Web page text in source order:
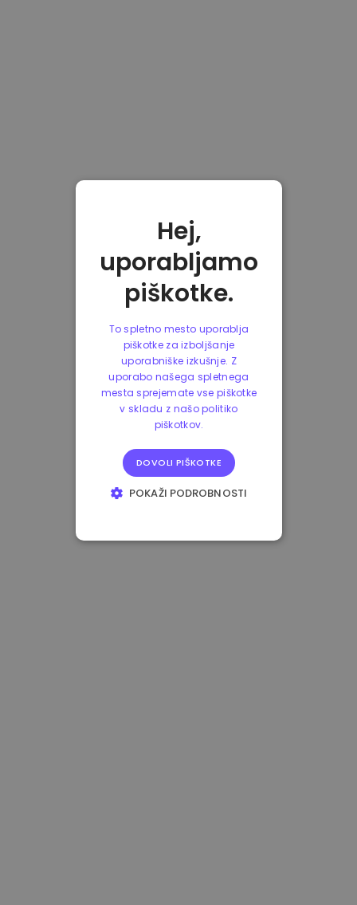
Hej,
uporabljamo
piškotke.
To spletno mesto uporablja
piškotke za izboljšanje
uporabniške izkušnje. Z
uporabo našega spletnega
mesta sprejemate vse piškotke
v skladu z našo politiko
piškotkov.
DOVOLI PIŠKOTKE
POKAŽI PODROBNOSTI